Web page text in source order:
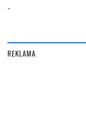
-
REKLAMA